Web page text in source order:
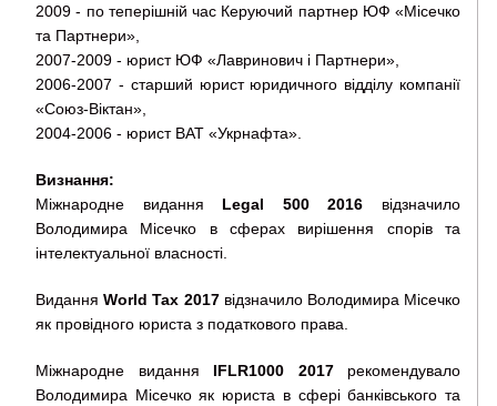
2009 - по теперішній час Керуючий партнер ЮФ «Місечко
та Партнери»,
2007-2009 - юрист ЮФ «Лавринович і Партнери»,
2006-2007 - старший юрист юридичного відділу компанії
«Союз-Віктан»,
2004-2006 - юрист ВАТ «Укрнафта».
Визнання:
Міжнародне видання Legal 500 2016 відзначило
Володимира Місечко в сферах вирішення спорів та
інтелектуальної власності.
ВиданняWorld Tax 2017 відзначило Володимира Місечко
як провідного юриста з податкового права.
Міжнародне видання IFLR1000 2017рекомендувало
Володимира Місечко як юриста в сфері банківського та